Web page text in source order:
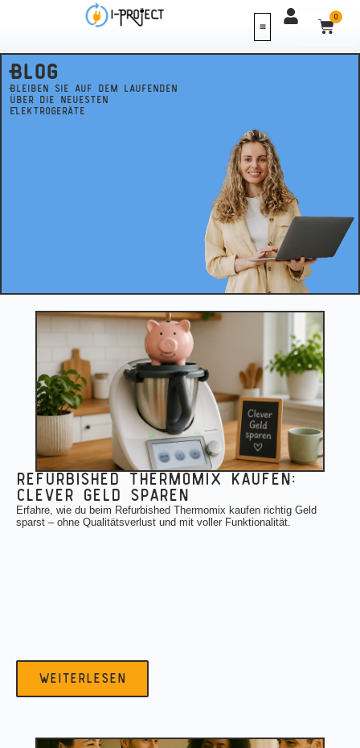
0
Blog
Bleiben sie auf dem laufenden
über die neuesten
Elektrogeräte
refurbished thermomix kaufen:
clever geld sparen
Erfahre, wie du beim Refurbished Thermomix kaufen richtig Geld
sparst – ohne Qualitätsverlust und mit voller Funktionalität.
weiterlesen